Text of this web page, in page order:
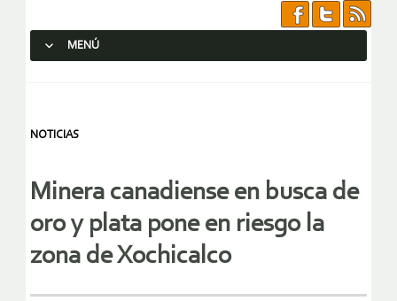
MENÚ
NOTICIAS
Minera canadiense en busca de
oro y plata pone en riesgo la
zona de Xochicalco